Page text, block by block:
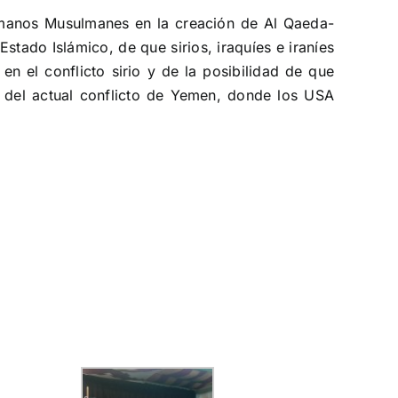
Musulmanes en la creación de Al Qaeda-
Islámico, de que sirios, iraquíes e iraníes
el conflicto sirio y de la posibilidad de que
actual conflicto de Yemen, donde los USA